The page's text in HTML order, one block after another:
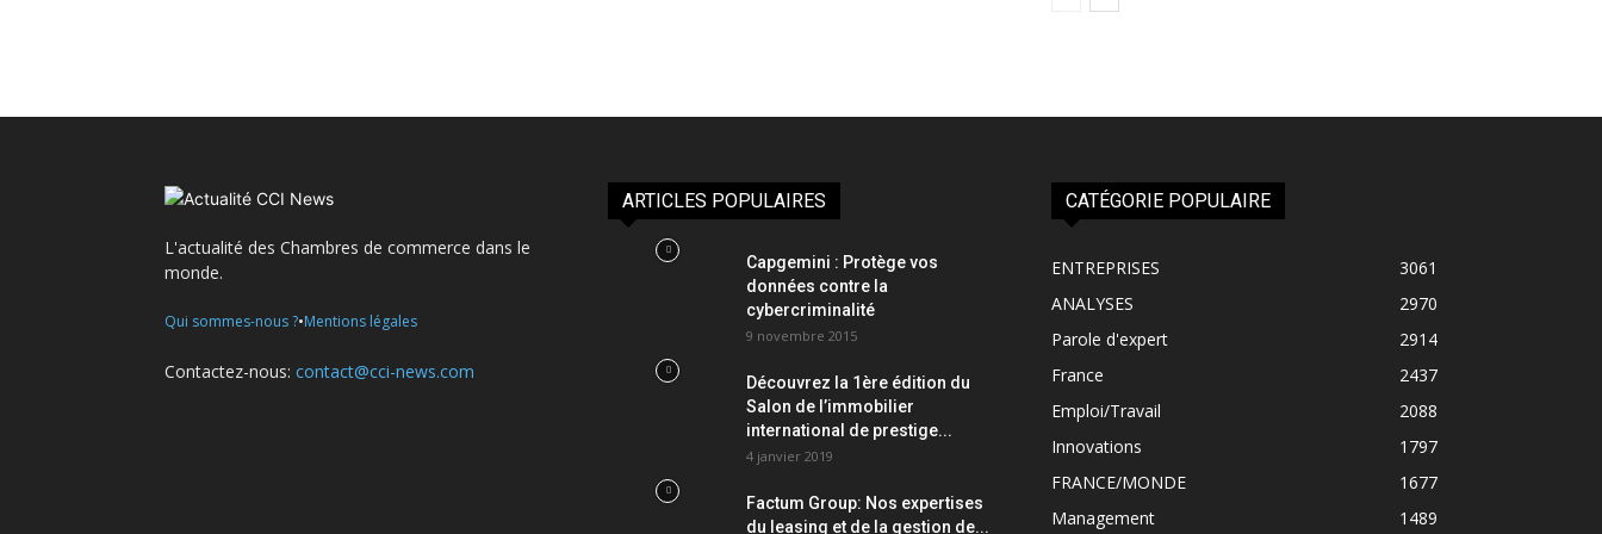
L'actualité des Chambres de commerce dans le
monde.
Qui sommes-nous ?•Mentions légales
Contactez-nous: contact@cci-news.com
ARTICLES POPULAIRES
Capgemini : Protège vos
données contre la
cybercriminalité
9 novembre 2015
Découvrez la 1ère édition du
Salon de l’immobilier
international de prestige...
4 janvier 2019
Factum Group: Nos expertises
du leasing et de la gestion de...
CATÉGORIE POPULAIRE
ENTREPRISES
3061
ANALYSES
2970
Parole d'expert
2914
France
2437
Emploi/Travail
2088
Innovations
1797
FRANCE/MONDE
1677
Management
1489